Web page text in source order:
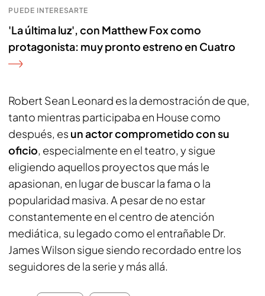
PUEDE INTERESARTE
'La última luz', con Matthew Fox como
protagonista: muy pronto estreno en Cuatro
Robert Sean Leonard es la demostración de que,
tanto mientras participaba en House como
después, es un actor comprometido con su
oficio, especialmente en el teatro, y sigue
eligiendo aquellos proyectos que más le
apasionan, en lugar de buscar la fama o la
popularidad masiva. A pesar de no estar
constantemente en el centro de atención
mediática, su legado como el entrañable Dr.
James Wilson sigue siendo recordado entre los
seguidores de la serie y más allá.